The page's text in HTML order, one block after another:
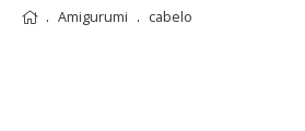
Amigurumi cabelo